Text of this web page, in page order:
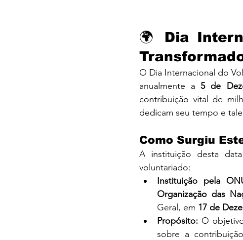
🌍 Dia
O Dia Internacional do
anualmente a 5 de
contribuição vital de
dedicam seu tempo e
Como Surgiu
A instituição desta
voluntariado:
Instituição pela
Organização das
Geral, em 17 de
Propósito: O
sobre a